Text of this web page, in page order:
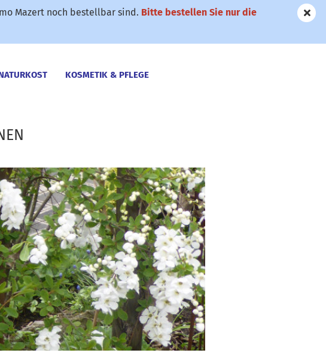
Mazert noch bestellbar sind. Bitte bestellen Sie nur die
KOSMETIK & PFLEGE